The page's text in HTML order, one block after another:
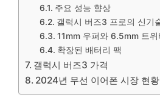
주요 성능 향상
갤럭시 버즈3 프로의 신기
11mm 우퍼와 6.5mm 트위
확장된 배터리 팩
갤럭시 버즈3 가격
2024년 무선 이어폰 시장 현황